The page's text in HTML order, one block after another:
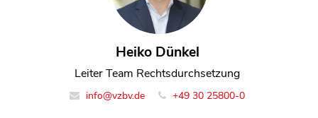
Heiko Dünkel
Leiter Team Rechtsdurchsetzung
info@vzbv.de +49 30 25800-0
Kerstin Hoppe
Referentin Team Rechtsdurchsetzung
info@vzbv.de +49 30 25800-0